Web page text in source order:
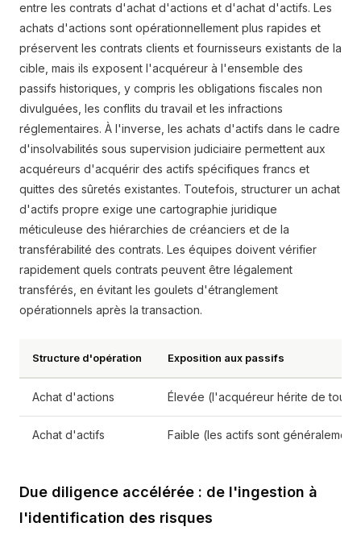
entre les contrats d'achat d'actions et d'achat d'actifs. Les
achats d'actions sont opérationnellement plus rapides et
préservent les contrats clients et fournisseurs existants de la
cible, mais ils exposent l'acquéreur à l'ensemble des
passifs historiques, y compris les obligations fiscales non
divulguées, les conflits du travail et les infractions
réglementaires. À l'inverse, les achats d'actifs dans le cadre
d'insolvabilités sous supervision judiciaire permettent aux
acquéreurs d'acquérir des actifs spécifiques francs et
quittes des sûretés existantes. Toutefois, structurer un achat
d'actifs propre exige une cartographie juridique
méticuleuse des hiérarchies de créanciers et de la
transférabilité des contrats. Les équipes doivent vérifier
rapidement quels contrats peuvent être légalement
transférés, en évitant les goulets d'étranglement
opérationnels après la transaction.
Structure d'opération Exposition aux passifs
Achat d'actions Élevée (l'acquéreur hérite de tous
Achat d'actifs Faible (les actifs sont
Due diligence accélérée : de l'ingestion à
l'identification des risques